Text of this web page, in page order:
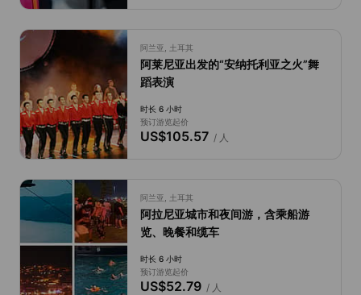
阿兰亚, 土耳其
阿莱尼亚出发的“安纳托利亚之火”舞
蹈表演
时长 6 小时
预订游览起价
US$105.57/ 人
阿兰亚, 土耳其
阿拉尼亚城市和夜间游，含乘船游
览、晚餐和缆车
时长 6 小时
预订游览起价
US$52.79/ 人